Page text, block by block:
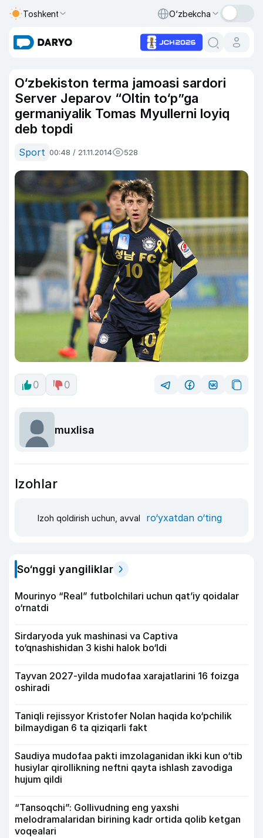
Toshkent O‘zbekcha
O‘zbekiston terma jamoasi sardori
Server Jeparov “Oltin to‘p”ga
germaniyalik Tomas Myullerni loyiq
deb topdi
Sport 00:48 / 21.11.2014 528
0 0
muxlisa
Izohlar
Izoh qoldirish uchun, avval ro‘yxatdan o‘ting
So‘nggi yangiliklar
Mourinyo “Real” futbolchilari uchun qat’iy qoidalar
o‘rnatdi
Sirdaryoda yuk mashinasi va Captiva
to‘qnashishidan 3 kishi halok bo‘ldi
Tayvan 2027-yilda mudofaa xarajatlarini 16 foizga
oshiradi
Taniqli rejissyor Kristofer Nolan haqida ko‘pchilik
bilmaydigan 6 ta qiziqarli fakt
Saudiya mudofaa pakti imzolaganidan ikki kun o‘tib
husiylar qirollikning neftni qayta ishlash zavodiga
hujum qildi
“Tansoqchi”: Gollivudning eng yaxshi
melodramalaridan birining kadr ortida qolib ketgan
voqealari